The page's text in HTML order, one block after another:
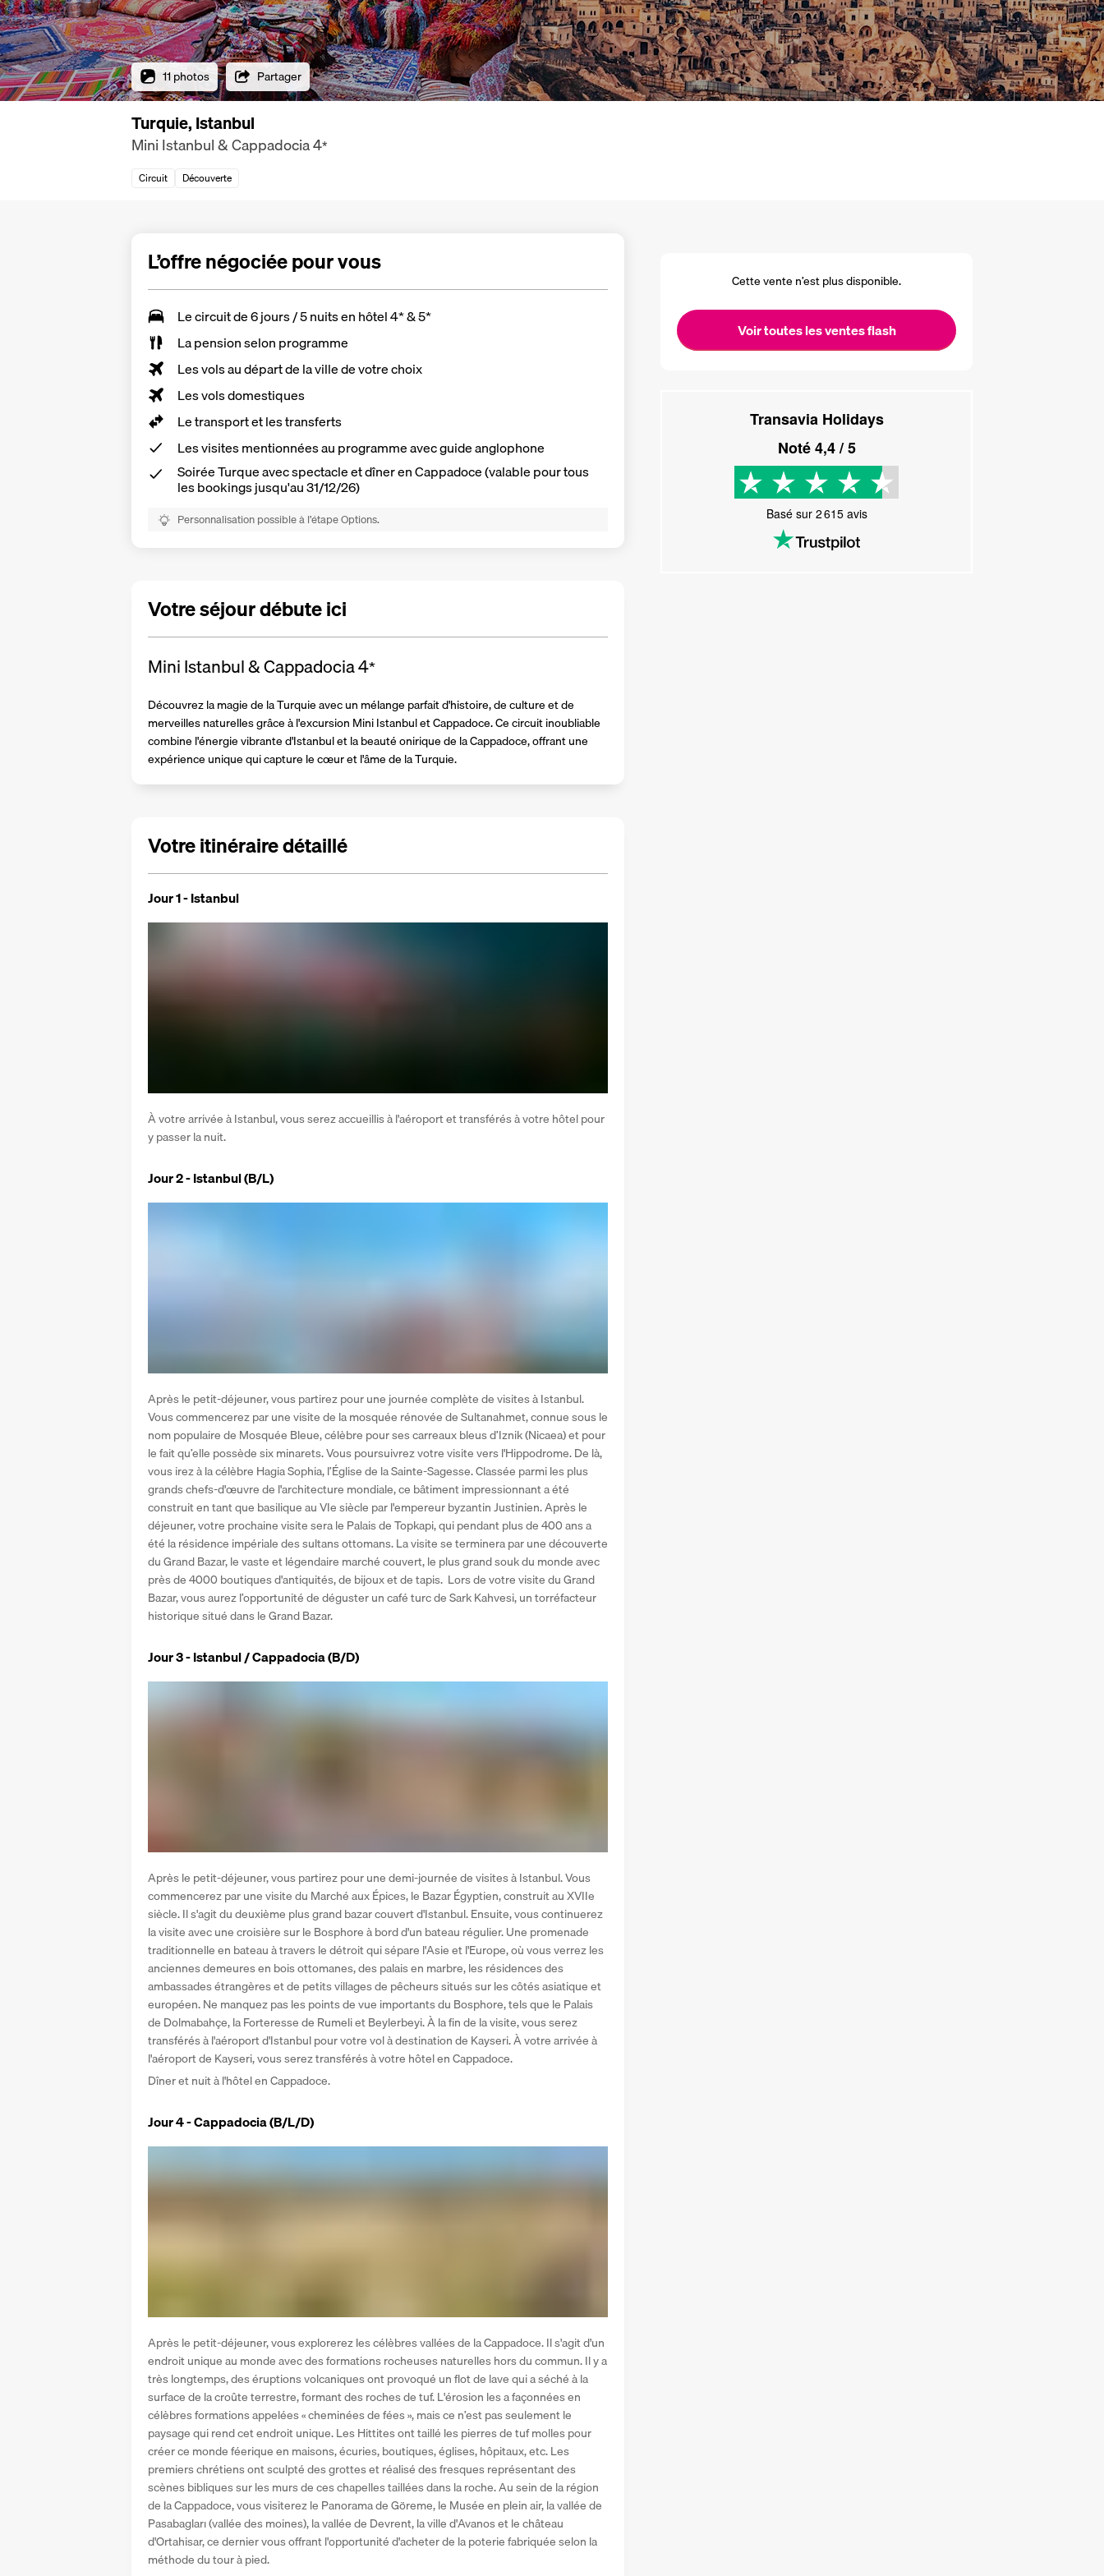
11 photos Partager
Turquie, Istanbul
Mini Istanbul & Cappadocia4*
Circuit Découverte
Cette vente n’est plus disponible.
Voir toutes les ventes flash
Transavia Holidays
Noté4,4/ 5
Basé sur 2 615avis
L’offre négociée pour vous
Lecircuit de 6 jours / 5 nuitsen hôtel 4* & 5*
Lapension selon programme
Les vols au départ de la ville de votre choix
Les vols domestiques
Le transport et les transferts
Lesvisites mentionnées au programmeavec guide anglophone
Soirée Turque avec spectacle et dîner en Cappadoce (valable pour tous
les bookings jusqu'au 31/12/26)
Personnalisation possible à l’étape Options.
Votre séjour débute ici
Mini Istanbul & Cappadocia4*
Découvrez la magie de la Turquie avec un mélange parfait d'histoire, de culture et de
merveilles naturelles grâce à l'excursion Mini Istanbul et Cappadoce. Ce circuit inoubliable
combine l'énergie vibrante d'Istanbul et la beauté onirique de la Cappadoce, offrant une
expérience unique qui capture le cœur et l'âme de la Turquie.
Votre itinéraire détaillé
Jour 1 - Istanbul
À votre arrivée à Istanbul, vous serez accueillis à l'aéroport et transférés à votre hôtel pour
y passer la nuit.
Jour 2 - Istanbul (B/L)
Après le petit-déjeuner, vous partirez pour une journée complète de visites à Istanbul.
Vous commencerez par une visite de la mosquée rénovée de Sultanahmet, connue sous le
nom populaire de Mosquée Bleue, célèbre pour ses carreaux bleus d’Iznik (Nicaea) et pour
le fait qu’elle possède six minarets. Vous poursuivrez votre visite vers l'Hippodrome. De là,
vous irez à la célèbre Hagia Sophia, l’Église de la Sainte-Sagesse. Classée parmi les plus
grands chefs-d'œuvre de l'architecture mondiale, ce bâtiment impressionnant a été
construit en tant que basilique au VIe siècle par l'empereur byzantin Justinien. Après le
déjeuner, votre prochaine visite sera le Palais de Topkapi, qui pendant plus de 400 ans a
été la résidence impériale des sultans ottomans. La visite se terminera par une découverte
du Grand Bazar, le vaste et légendaire marché couvert, le plus grand souk du monde avec
près de 4000 boutiques d'antiquités, de bijoux et de tapis.  Lors de votre visite du Grand
Bazar, vous aurez l’opportunité de déguster un café turc de Sark Kahvesi, un torréfacteur
historique situé dans le Grand Bazar.
Jour 3 - Istanbul / Cappadocia (B/D)
Après le petit-déjeuner, vous partirez pour une demi-journée de visites à Istanbul. Vous
commencerez par une visite du Marché aux Épices, le Bazar Égyptien, construit au XVIIe
siècle. Il s'agit du deuxième plus grand bazar couvert d'Istanbul. Ensuite, vous continuerez
la visite avec une croisière sur le Bosphore à bord d'un bateau régulier. Une promenade
traditionnelle en bateau à travers le détroit qui sépare l'Asie et l'Europe, où vous verrez les
anciennes demeures en bois ottomanes, des palais en marbre, les résidences des
ambassades étrangères et de petits villages de pêcheurs situés sur les côtés asiatique et
européen. Ne manquez pas les points de vue importants du Bosphore, tels que le Palais
de Dolmabahçe, la Forteresse de Rumeli et Beylerbeyi. À la fin de la visite, vous serez
transférés à l'aéroport d'Istanbul pour votre vol à destination de Kayseri. À votre arrivée à
l'aéroport de Kayseri, vous serez transférés à votre hôtel en Cappadoce.
Dîner et nuit à l'hôtel en Cappadoce.
Jour 4 - Cappadocia (B/L/D)
Après le petit-déjeuner, vous explorerez les célèbres vallées de la Cappadoce. Il s'agit d'un
endroit unique au monde avec des formations rocheuses naturelles hors du commun. Il y a
très longtemps, des éruptions volcaniques ont provoqué un flot de lave qui a séché à la
surface de la croûte terrestre, formant des roches de tuf. L'érosion les a façonnées en
célèbres formations appelées « cheminées de fées », mais ce n’est pas seulement le
paysage qui rend cet endroit unique. Les Hittites ont taillé les pierres de tuf molles pour
créer ce monde féerique en maisons, écuries, boutiques, églises, hôpitaux, etc. Les
premiers chrétiens ont sculpté des grottes et réalisé des fresques représentant des
scènes bibliques sur les murs de ces chapelles taillées dans la roche. Au sein de la région
de la Cappadoce, vous visiterez le Panorama de Göreme, le Musée en plein air, la vallée de
Pasabagları (vallée des moines), la vallée de Devrent, la ville d'Avanos et le château
d'Ortahisar, ce dernier vous offrant l'opportunité d'acheter de la poterie fabriquée selon la
méthode du tour à pied.